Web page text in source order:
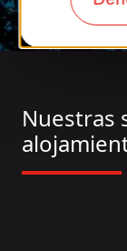
Nuestras